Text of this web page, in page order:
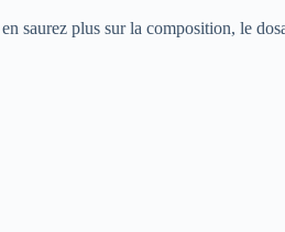
plus sur la composition, le